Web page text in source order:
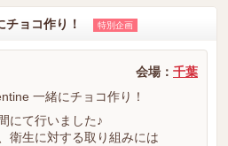
チョコ作り！ 特別企画
会場： 千葉
にて行いました♪
衛生に対する取り組みには